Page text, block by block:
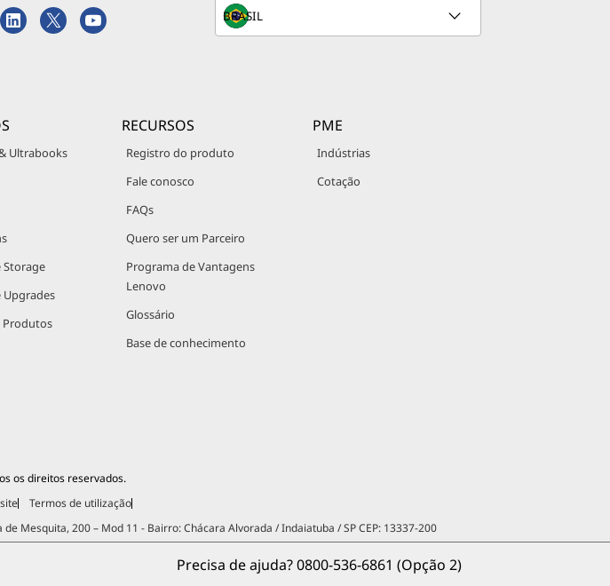
Ultrabooks
Storage
Upgrades
Produtos
RECURSOS
Registro do produto
Fale conosco
FAQs
Quero ser um Parceiro
Programa de Vantagens
Lenovo
Glossário
Base de conhecimento
PME
Indústrias
Cotação
os direitos reservados.
Termos de utilização
Mesquita, 200 – Mod 11 - Bairro: Chácara Alvorada / Indaiatuba / SP CEP: 13337-200
Precisa de ajuda? 0800-536-6861 (Opção 2)